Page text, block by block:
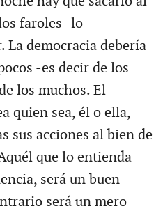
faroles- lo
La democracia debería
-es decir de los
los muchos. El
quien sea, él o ella,
sus acciones al bien de
que lo entienda
será un buen
será un mero